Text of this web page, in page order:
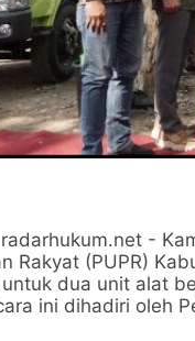
-
Rakyat (PUPR)
dua unit alat
ini dihadiri oleh